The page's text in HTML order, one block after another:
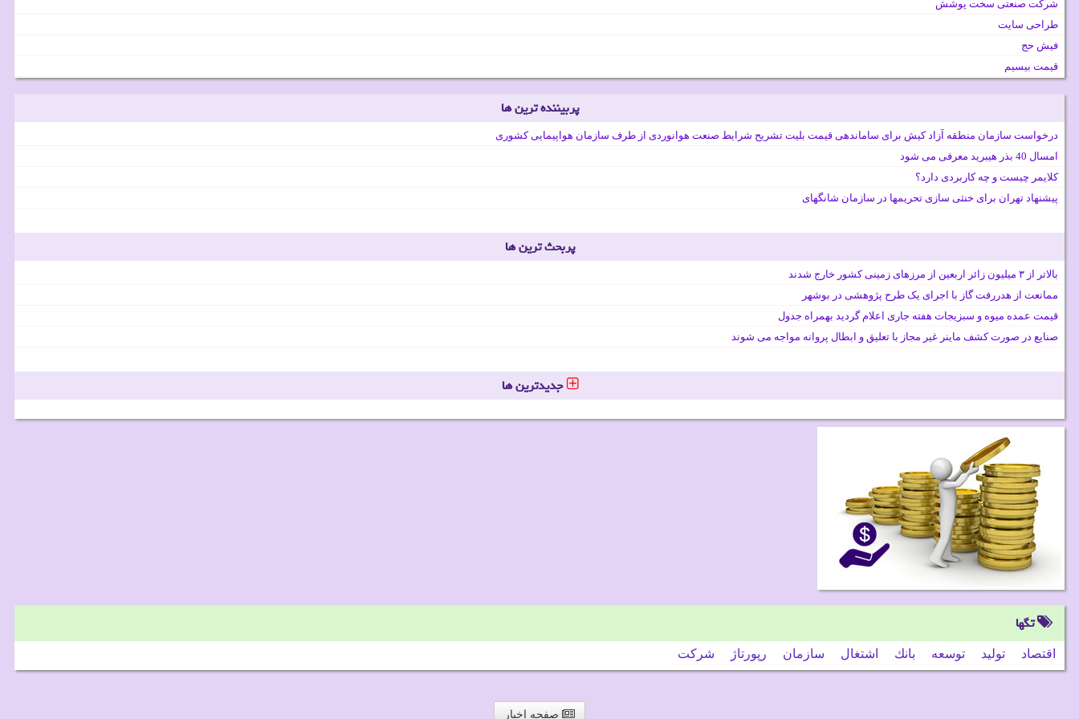
شرکت صنعتی سخت پوشش
طراحی سایت
فیش حج
قیمت بیسیم
پربیننده ترین ها
درخواست سازمان منطقه آزاد کیش برای ساماندهی قیمت بلیت تشریح شرایط صنعت هوانوردی از طرف سازمان هواپیمایی کشوری
امسال 40 بذر هیبرید معرفی می شود
کلایمر چیست و چه کاربردی دارد؟
پیشنهاد تهران برای خنثی سازی تحریمها در سازمان شانگهای
پربحث ترین ها
بالاتر از ۳ میلیون زائر اربعین از مرزهای زمینی کشور خارج شدند
ممانعت از هدررفت گاز با اجرای یک طرح پژوهشی در بوشهر
قیمت عمده میوه و سبزیجات هفته جاری اعلام گردید بهمراه جدول
صنایع در صورت کشف ماینر غیر مجاز با تعلیق و ابطال پروانه مواجه می شوند
جدیدترین ها
تگها
اقتصاد تولید توسعه بانك اشتغال سازمان رپورتاژ شركت
صفحه اخبار